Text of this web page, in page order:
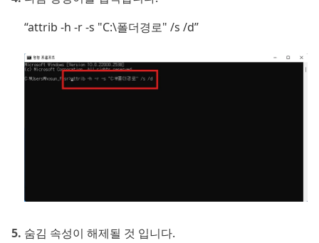
“attrib -h -r -s "C:\폴더경로" /s /d”
숨김 속성이 해제될 것 입니다.